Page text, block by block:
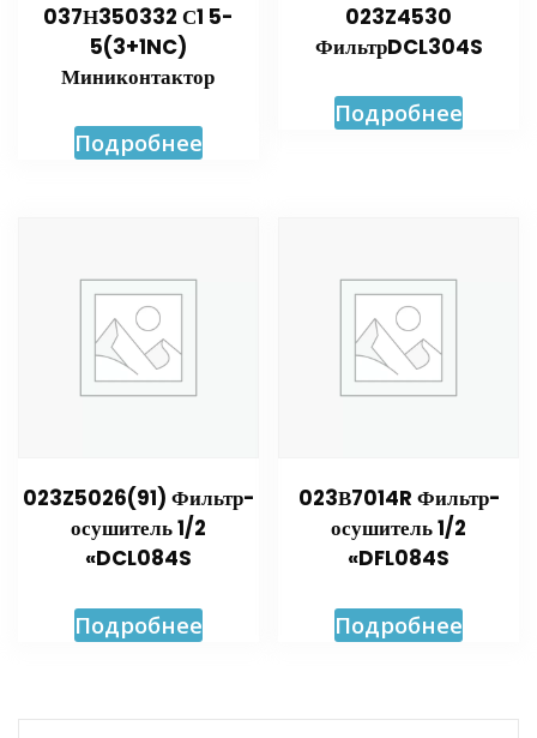
037Н350332 С1 5-
5(3+1NC)
Миниконтактор
Подробнее
023Z4530
ФильтрDCL304S
Подробнее
023Z5026(91) Фильтр-
осушитель 1/2
«DCL084S
Подробнее
023В7014R Фильтр-
осушитель 1/2
«DFL084S
Подробнее